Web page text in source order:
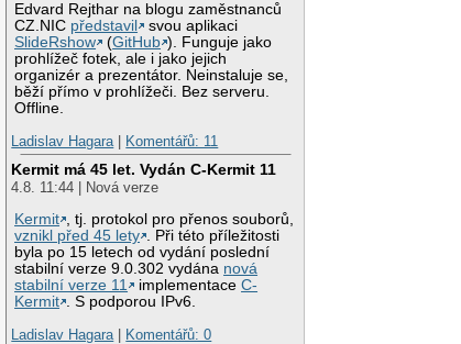
Edvard Rejthar na blogu zaměstnanců
CZ.NIC představil
svou aplikaci
SlideRshow
(GitHub ). Funguje jako
prohlížeč fotek, ale i jako jejich
organizér a prezentátor. Neinstaluje se,
běží přímo v prohlížeči. Bez serveru.
Offline.
Ladislav Hagara | Komentářů: 11
Kermit má 45 let. Vydán C-Kermit 11
4.8. 11:44 | Nová verze
Kermit
, tj. protokol pro přenos souborů,
vznikl před 45 lety
. Při této příležitosti
byla po 15 letech od vydání poslední
stabilní verze 9.0.302 vydána nová
stabilní verze 11
implementaceC-
Kermit
. S podporou IPv6.
Ladislav Hagara | Komentářů: 0